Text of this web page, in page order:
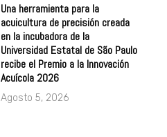
Una herramienta para la
acuicultura de precisión creada
en la incubadora de la
Universidad Estatal de São Paulo
recibe el Premio a la Innovación
Acuícola 2026
Agosto 5, 2026